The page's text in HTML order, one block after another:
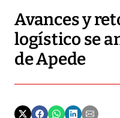
Avances y
logístico se
de Apede